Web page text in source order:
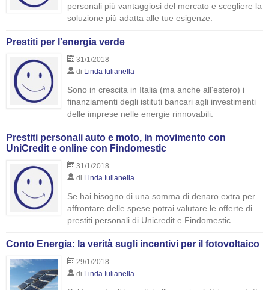
personali più vantaggiosi del mercato e scegliere la
soluzione più adatta alle tue esigenze.
Prestiti per l'energia verde
31/1/2018
di Linda Iulianella
Sono in crescita in Italia (ma anche all'estero) i
finanziamenti degli istituti bancari agli investimenti
delle imprese nelle energie rinnovabili.
Prestiti personali auto e moto, in movimento con
UniCredit e online con Findomestic
31/1/2018
di Linda Iulianella
Se hai bisogno di una somma di denaro extra per
affrontare delle spese potrai valutare le offerte di
prestiti personali di Unicredit e Findomestic.
Conto Energia: la verità sugli incentivi per il fotovoltaico
29/1/2018
di Linda Iulianella